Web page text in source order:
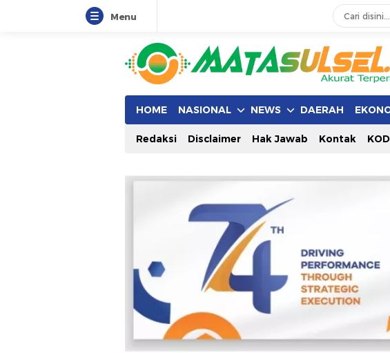
Menu
HOME NASIONAL NEWS DAERAH
Redaksi Disclaimer Hak Jawab Kontak